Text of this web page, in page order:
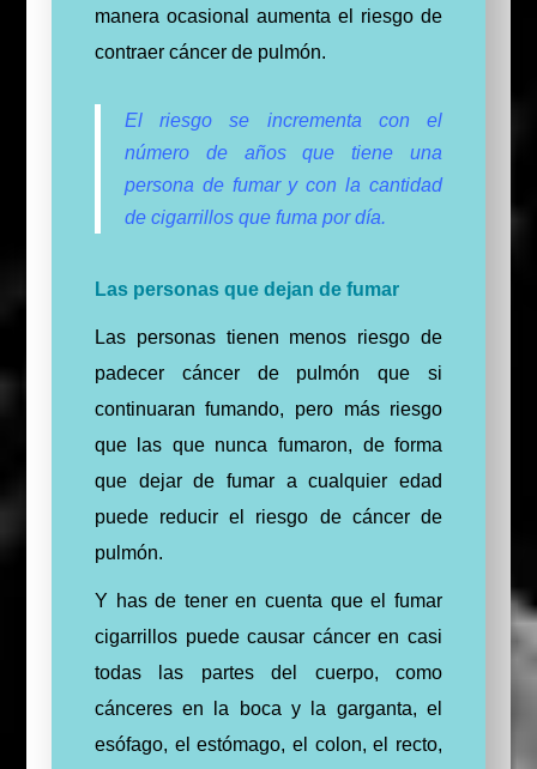
manera ocasional aumenta el riesgo de
contraer cáncer de pulmón.
El riesgo se incrementa con el
número de años que tiene una
persona de fumar y con la cantidad
de cigarrillos que fuma por día.
Las personas que dejan de fumar
Las personas tienen menos riesgo de
padecer cáncer de pulmón que si
continuaran fumando, pero más riesgo
que las que nunca fumaron, de forma
que dejar de fumar a cualquier edad
puede reducir el riesgo de cáncer de
pulmón.
Y has de tener en cuenta que el fumar
cigarrillos puede causar cáncer en casi
todas las partes del cuerpo, como
cánceres en la boca y la garganta, el
esófago, el estómago, el colon, el recto,